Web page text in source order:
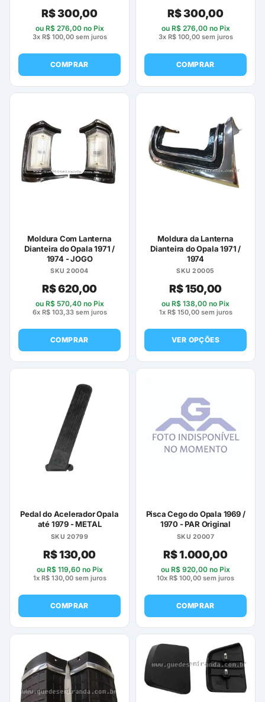
R$300,00
ou R$276,00no Pix
3x R$100,00sem juros
COMPRAR
R$300,00
ou R$276,00no Pix
3x R$100,00sem juros
COMPRAR
Moldura Com Lanterna
Dianteira do Opala 1971 /
1974 - JOGO
SKU 20004
R$620,00
ou R$570,40no Pix
6x R$103,33sem juros
COMPRAR
Moldura da Lanterna
Dianteira do Opala 1971 /
1974
SKU 20005
R$150,00
ou R$ 138,00 no Pix
1x R$150,00sem juros
VER OPÇÕES
Este
várias
variantes.
As
opções
podem
página
do
produto
Pedal do Acelerador Opala
até 1979 - METAL
SKU 20799
R$130,00
ou R$119,60no Pix
1x R$130,00sem juros
COMPRAR
Pisca Cego do Opala 1969 /
1970 - PAR Original
SKU 20007
R$1.000,00
ou R$ 920,00 no Pix
10x R$ 100,00 sem juros
COMPRAR